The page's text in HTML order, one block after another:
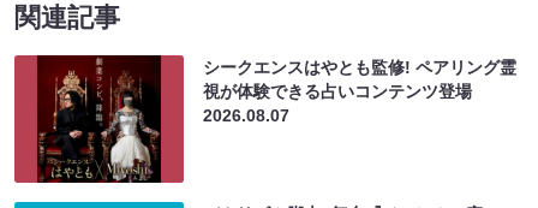
関連記事
シークエンスはやとも監修! ペアリング霊
視が体験できる占いコンテンツ登場
2026.08.07